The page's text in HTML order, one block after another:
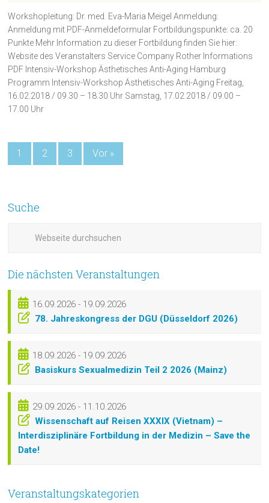
Workshopleitung: Dr. med. Eva-Maria Meigel Anmeldung:
Anmeldung mit PDF-Anmeldeformular Fortbildungspunkte: ca. 20
Punkte Mehr Information zu dieser Fortbildung finden Sie hier:
Website des Veranstalters Service Company Rother Informations
PDF Intensiv-Workshop Ästhetisches Anti-Aging Hamburg
Programm Intensiv-Workshop Ästhetisches Anti-Aging Freitag,
16.02.2018 / 09.30 – 18.30 Uhr Samstag, 17.02.2018 / 09.00 –
17.00 Uhr
1 2 3 Vor »
Suche
Die nächsten Veranstaltungen
16.09.2026 - 19.09.2026
78. Jahreskongress der DGU (Düsseldorf 2026)
18.09.2026 - 19.09.2026
Basiskurs Sexualmedizin Teil 2 2026 (Mainz)
29.09.2026 - 11.10.2026
Wissenschaft auf Reisen XXXIX (Vietnam) –
Interdisziplinäre Fortbildung in der Medizin – Save the
Date!
Veranstaltungskategorien